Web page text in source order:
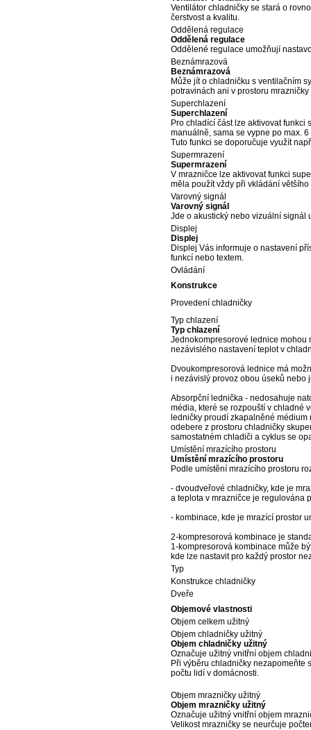
Ventilátor chladničky se stará o
čerstvost a kvalitu.
Oddělená regulace
Oddělená regulace
Oddělené regulace umožňují
Beznámrazová
Beznámrazová
Může jít o chladničku s ventilačním
potravinách ani v prostoru
Superchlazení
Superchlazení
Pro chladící část lze aktivovat
manuálně, sama se vypne po max.
Tuto funkci se doporučuje využít
Supermrazení
Supermrazení
V mrazničce lze aktivovat funkci
měla použít vždy při vkládání
Varovný signál
Varovný signál
Jde o akustický nebo vizuální signál
Displej
Displej
Displej Vás informuje o nastavení
funkcí nebo textem.
Ovládání
Konstrukce
Provedení chladničky
Typ chlazení
Typ chlazení
Jednokompresorové lednice mohou
nezávislého nastavení teplot v
Dvoukompresorová lednice má
i nezávislý provoz obou úseků nebo
Absorpční lednička - nedosahuje
média, které se rozpouští v chladné
ledničky proudí zkapalněné
odebere z prostoru chladničky
samostatném chladiči a cyklus se
Umístění mrazícího prostoru
Umístění mrazícího prostoru
Podle umístění mrazícího prostoru
- dvoudveřové chladničky, kde je
a teplota v mrazničce je regulována
- kombinace, kde je mrazící prostor
2-kompresorová kombinace je
1-kompresorová kombinace může
kde lze nastavit pro každý prostor
Typ
Konstrukce chladničky
Dveře
Objemové vlastnosti
Objem celkem užitný
Objem chladničky užitný
Objem chladničky užitný
Označuje užitný vnitřní objem
Při výběru chladničky
počtu lidí v domácnosti.
Objem mrazničky užitný
Objem mrazničky užitný
Označuje užitný vnitřní objem
Velikost mrazničky se neurčuje